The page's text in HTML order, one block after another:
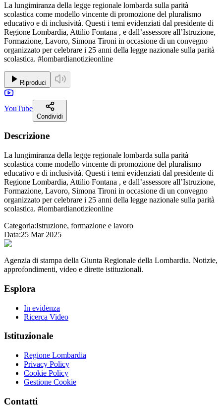
La lungimiranza della legge regionale lombarda sulla parità
scolastica come modello vincente di promozione del pluralismo
educativo e di inclusività. Questi i temi evidenziati dal presidente di
Regione Lombardia, Attilio Fontana , e dall’assessore all’Istruzione,
Formazione, Lavoro, Simona Tironi in occasione di un convegno
organizzato per celebrare i 25 anni della legge nazionale sulla parità
scolastica. #lombardianotizieonline
Riproduci
YouTube
Condividi
Descrizione
La lungimiranza della legge regionale lombarda sulla parità
scolastica come modello vincente di promozione del pluralismo
educativo e di inclusività. Questi i temi evidenziati dal presidente di
Regione Lombardia, Attilio Fontana , e dall’assessore all’Istruzione,
Formazione, Lavoro, Simona Tironi in occasione di un convegno
organizzato per celebrare i 25 anni della legge nazionale sulla parità
scolastica. #lombardianotizieonline
Categoria:Istruzione, formazione e lavoro
Data:25 Mar 2025
Agenzia di stampa della Giunta Regionale della Lombardia. Notizie,
approfondimenti, video e dirette istituzionali.
Esplora
In evidenza
Ricerca Video
Istituzionale
Regione Lombardia
Privacy Policy
Cookie Policy
Gestione Cookie
Contatti